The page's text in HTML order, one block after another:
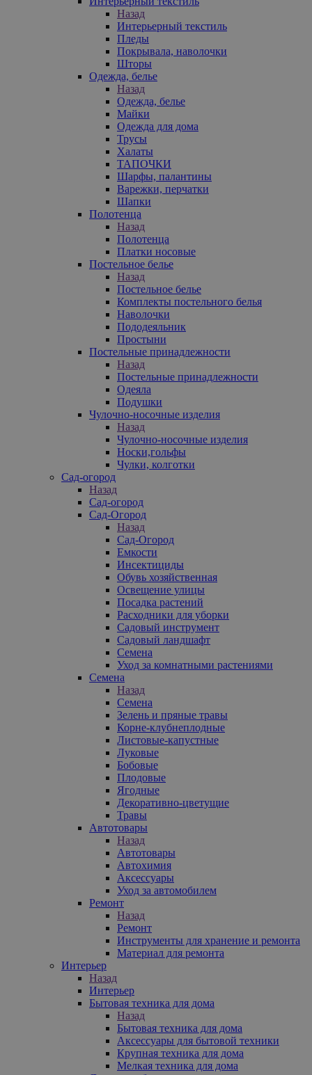
Назад
Интерьерный текстиль
Пледы
Покрывала, наволочки
Шторы
Одежда, белье
Назад
Одежда, белье
Майки
Одежда для дома
Трусы
Халаты
ТАПОЧКИ
Шарфы, палантины
Варежки, перчатки
Шапки
Полотенца
Назад
Полотенца
Платки носовые
Постельное белье
Назад
Постельное белье
Комплекты постельного белья
Наволочки
Пододеяльник
Простыни
Постельные принадлежности
Назад
Постельные принадлежности
Одеяла
Подушки
Чулочно-носочные изделия
Назад
Чулочно-носочные изделия
Носки,гольфы
Чулки, колготки
Сад-огород
Назад
Сад-огород
Сад-Огород
Назад
Сад-Огород
Емкости
Инсектициды
Обувь хозяйственная
Освещение улицы
Посадка растений
Расходники для уборки
Садовый инструмент
Садовый ландшафт
Семена
Уход за комнатными растениями
Семена
Назад
Семена
Зелень и пряные травы
Корне-клубнеплодные
Листовые-капустные
Луковые
Бобовые
Плодовые
Ягодные
Декоративно-цветущие
Травы
Автотовары
Назад
Автотовары
Автохимия
Аксессуары
Уход за автомобилем
Ремонт
Назад
Ремонт
Инструменты для хранение и ремонта
Материал для ремонта
Интерьер
Назад
Интерьер
Бытовая техника для дома
Назад
Бытовая техника для дома
Аксессуары для бытовой техники
Крупная техника для дома
Мелкая техника для дома